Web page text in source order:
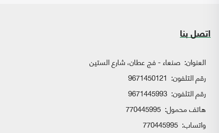
اتصل بنا
العنوان: صنعاء - فج عطان، شارع الستين
رقم التلفون: 9671450121
رقم التلفون: 9671445993
هاتف محمول: 770445995
واتساب: